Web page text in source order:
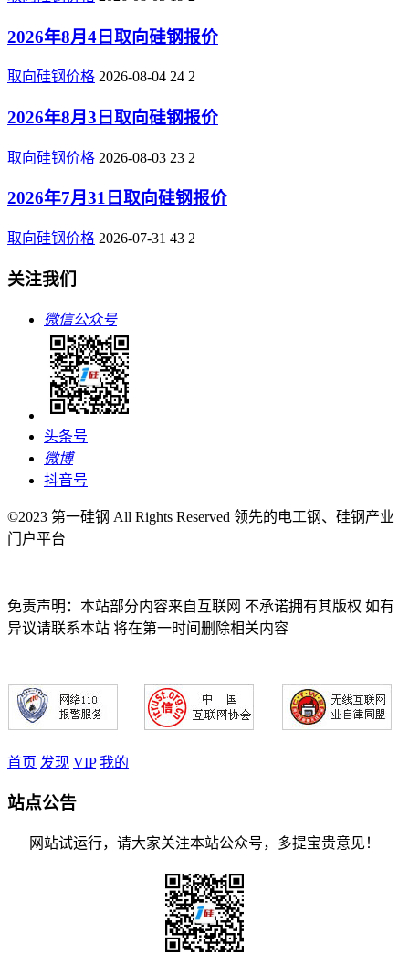
2026年8月4日取向硅钢报价
取向硅钢价格 2026-08-04 24 2
2026年8月3日取向硅钢报价
取向硅钢价格 2026-08-03 23 2
2026年7月31日取向硅钢报价
取向硅钢价格 2026-07-31 43 2
关注我们
微信公众号
头条号
微博
抖音号
©2023 第一硅钢 All Rights Reserved 领先的电工钢、硅钢产业
门户平台
免责声明：本站部分内容来自互联网 不承诺拥有其版权 如有
异议请联系本站 将在第一时间删除相关内容
首页 发现 VIP 我的
站点公告
网站试运行，请大家关注本站公众号，多提宝贵意见！